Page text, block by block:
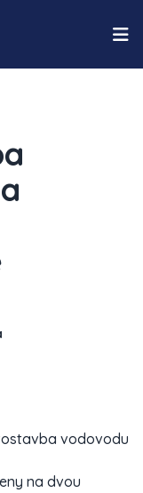
vodovodu
na dvou